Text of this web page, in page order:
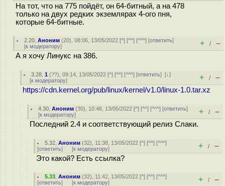
На тот, что на 775 пойдёт, он 64-битный, а на 478
только на двух редких экземлярах 4-ого пня,
которые 64-битные.
2.20 ,Аноним (20), 08:06, 13/05/2022 [^] [^^] [^^^] [ответить]
[к модератору] + / –
А я хочу Линукс на 386.
3.28 ,1 (??), 09:14, 13/05/2022 [^] [^^] [^^^] [ответить][↓]
[к модератору] + / –
https://cdn.kernel.org/pub/linux/kernel/v1.0/linux-1.0.tar.xz
4.30 ,Аноним (30), 10:46, 13/05/2022 [^] [^^] [^^^] [ответить]
[к модератору] + / –
Последний 2.4 и соответствующий релиз Слаки.
5.32 ,Аноним (32), 11:38, 13/05/2022 [^] [^^] [^^^]
[ответить] [к модератору] + / –
Это какой? Есть ссылка?
5.33 ,Аноним (32), 11:42, 13/05/2022 [^] [^^] [^^^]
[ответить] [к модератору] + / –